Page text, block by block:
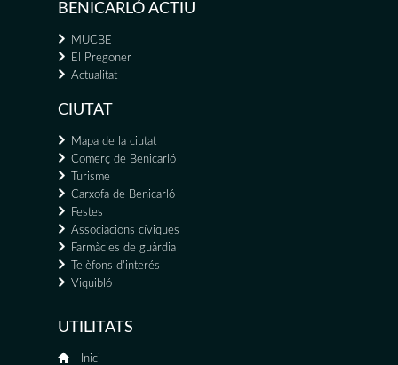
BENICARLÓ ACTIU
MUCBE
El Pregoner
Actualitat
CIUTAT
Mapa de la ciutat
Comerç de Benicarló
Turisme
Carxofa de Benicarló
Festes
Associacions cíviques
Farmàcies de guàrdia
Telèfons d'interés
Viquibló
UTILITATS
Inici